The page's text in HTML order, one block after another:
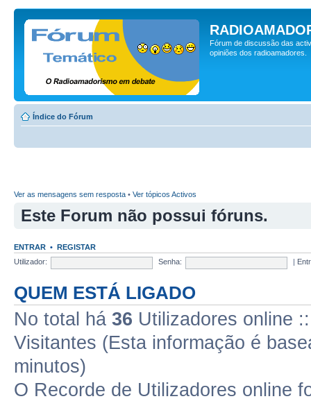
Fórum de discussão das
opiniões dos radioamadores.
Índice do Fórum
Ver as mensagens sem resposta • Ver tópicos Activos
Este Forum não possui fóruns.
ENTRAR • REGISTAR
Utilizador:
Senha:
QUEM ESTÁ LIGADO
No total há 36 Utilizadores online
Visitantes (Esta informação é
minutos)
O Recorde de Utilizadores online